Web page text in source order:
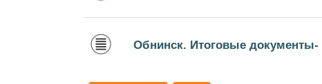
Обнинск. Итоговые документы-